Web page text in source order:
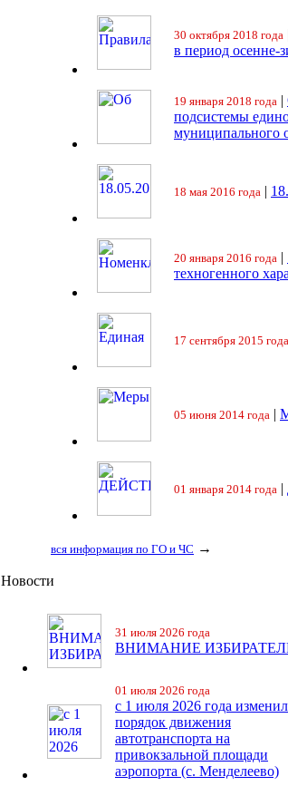
30 октября 2018 года
в период осенне-
19 января 2018 года |
подсистемы
муниципального
18 мая 2016 года |
20 января 2016 года |
техногенного
17 сентября 2015 года
05 июня 2014 года |
01 января 2014 года |
вся информация по ГО и ЧС →
Новости
31 июля 2026 года
ВНИМАНИЕ
01 июля 2026 года
с 1 июля 2026 года
порядок движения
автотранспорта на
привокзальной площади
аэропорта (с. Менделеево)